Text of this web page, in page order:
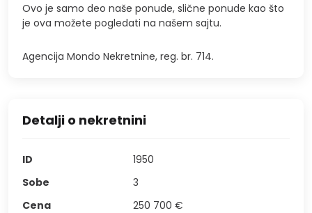
Ovo je samo deo naše ponude, slične ponude kao što
je ova možete pogledati na našem sajtu.
Agencija Mondo Nekretnine, reg. br. 714.
Detalji o nekretnini
ID
1950
Sobe
3
Cena
250 700 €